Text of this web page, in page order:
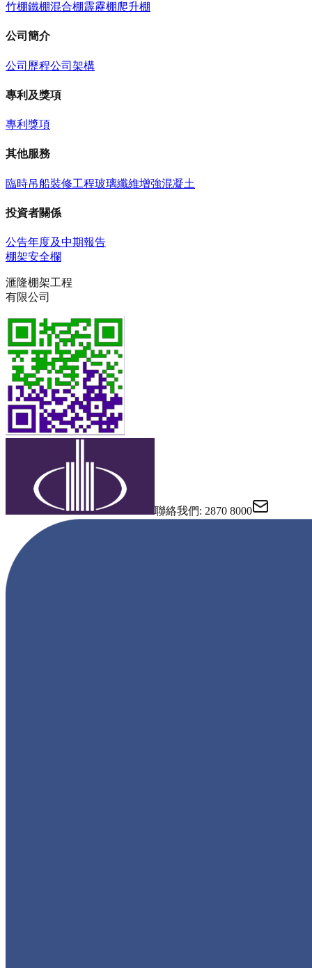
竹棚鐵棚混合棚霹靂棚爬升棚
公司簡介
公司歷程公司架構
專利及獎項
專利 獎項
其他服務
臨時吊船裝修工程玻璃纖維增強混凝土
投資者關係
公告年度及中期報告
棚架安全欄
滙隆棚架工程
有限公司
聯絡我們: 2870 8000